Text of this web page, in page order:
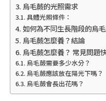
烏毛蕨的光照需求
具體光照條件：
如何為不同生長階段的烏
烏毛蕨怎麼養？結論
烏毛蕨怎麼養？ 常見問題
烏毛蕨需要多少水分？
烏毛蕨應該放在陽光下嗎？
烏毛蕨會長出花嗎？